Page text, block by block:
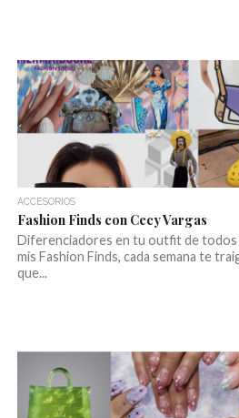
ACCESORIOS
Fashion Finds con Cecy Vargas
Diferenciadores en tu outfit de todos
mis Fashion Finds, cada semana te
que...